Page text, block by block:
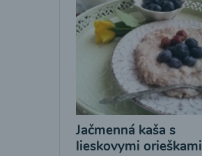
Jačmenná kaša s
lieskovymi orieškami